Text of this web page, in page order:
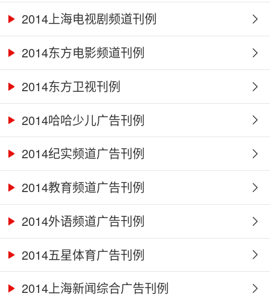
2014上海电视剧频道刊例
2014东方电影频道刊例
2014东方卫视刊例
2014哈哈少儿广告刊例
2014纪实频道广告刊例
2014教育频道广告刊例
2014外语频道广告刊例
2014五星体育广告刊例
2014上海新闻综合广告刊例